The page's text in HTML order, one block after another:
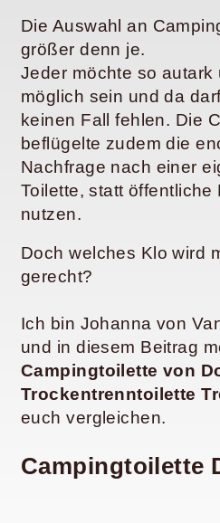
Die Auswahl an
größer denn je.
Jeder möchte so
möglich sein und da
keinen Fall fehlen. Die
beflügelte zudem die
Nachfrage nach einer
Toilette, statt öffentliche
nutzen.
Doch welches Klo wird
gerecht?
Ich bin Johanna von
und in diesem Beitrag
Campingtoilette von
Trockentrenntoilette
euch vergleichen.
Campingtoilette